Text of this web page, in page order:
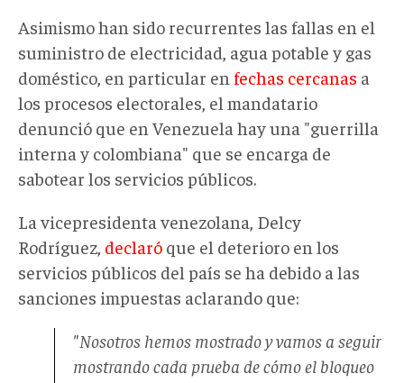
Asimismo han sido recurrentes las fallas en el
suministro de electricidad, agua potable y gas
doméstico, en particular en fechas cercanas a
los procesos electorales, el mandatario
denunció que en Venezuela hay una "guerrilla
interna y colombiana" que se encarga de
sabotear los servicios públicos.
La vicepresidenta venezolana, Delcy
Rodríguez, declaró que el deterioro en los
servicios públicos del país se ha debido a las
sanciones impuestas aclarando que:
"Nosotros hemos mostrado y vamos a seguir
mostrando cada prueba de cómo el bloqueo